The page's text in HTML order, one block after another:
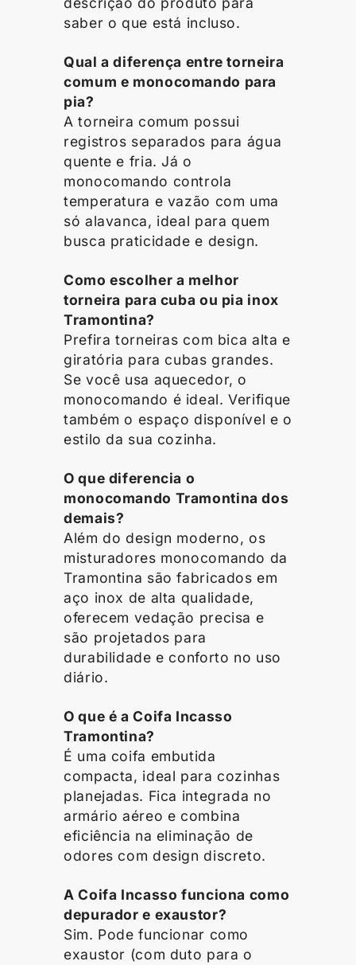
saber o que está incluso.
Qual a diferença entre torneira
comum e monocomando para
pia?
A torneira comum possui
registros separados para água
quente e fria. Já o
monocomando controla
temperatura e vazão com uma
só alavanca, ideal para quem
busca praticidade e design.
Como escolher a melhor
torneira para cuba ou pia inox
Tramontina?
Prefira torneiras com bica alta e
giratória para cubas grandes.
Se você usa aquecedor, o
monocomando é ideal. Verifique
também o espaço disponível e o
estilo da sua cozinha.
O que diferencia o
monocomando Tramontina dos
demais?
Além do design moderno, os
misturadores monocomando da
Tramontina são fabricados em
aço inox de alta qualidade,
oferecem vedação precisa e
são projetados para
durabilidade e conforto no uso
diário.
O que é a Coifa Incasso
Tramontina?
É uma coifa embutida
compacta, ideal para cozinhas
planejadas. Fica integrada no
armário aéreo e combina
eficiência na eliminação de
odores com design discreto.
A Coifa Incasso funciona como
depurador e exaustor?
Sim. Pode funcionar como
exaustor (com duto para o